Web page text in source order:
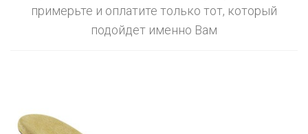
примерьте и оплатите только тот, который
подойдет именно Вам